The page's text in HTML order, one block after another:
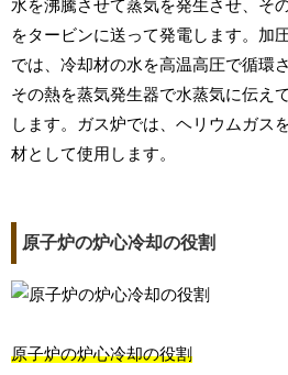
水を沸騰させて蒸気を発生させ、そ
をタービンに送って発電します。加
では、冷却材の水を高温高圧で循環さ
その熱を蒸気発生器で水蒸気に伝え
します。ガス炉では、ヘリウムガス
材として使用します。
原子炉の炉心冷却の役割
原子炉の炉心冷却の役割